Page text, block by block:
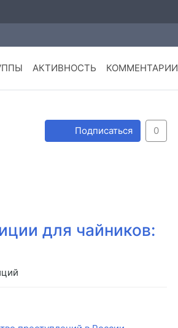
АКТИВНОСТЬ КОММЕНТАРИИ
Подписаться 0
для чайников: